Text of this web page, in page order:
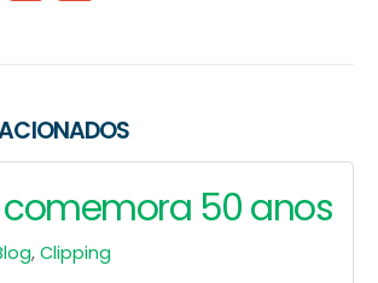
50 anos
, Clipping